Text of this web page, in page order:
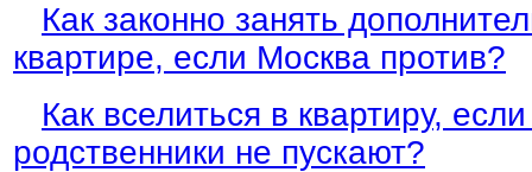
Как законно занять
квартире, если Москва против?
Как вселиться в квартиру,
родственники не пускают?